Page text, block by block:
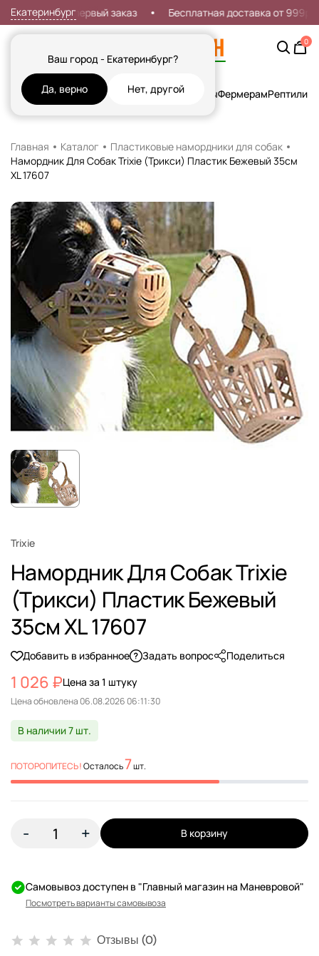
Екатеринбург
Ваш город - Екатеринбург?
Да, верно Нет, другой
Скидка 7% на первый заказ Бесплатная доставка от 999р
0
Кошки СобакиРыбы Грызуны и Хорьки ПтицыФермерамРептилии
Главная Каталог
Пластиковые намордники для собак
Намордник Для Собак Trixie (Трикси) Пластик Бежевый 35см
XL 17607
Trixie
Намордник Для Собак Trixie
(Трикси) Пластик Бежевый
35см XL 17607
Добавить в избранное Задать вопрос Поделиться
1 026 ₽Цена за 1 штуку
Цена обновлена
В наличии 7 шт.
ПОТОРОПИТЕСЬ!Осталось7шт.
- + В корзину
Самовывоз доступен в "Главный магазин на Маневровой"
Посмотреть варианты самовывоза
Отзывы (0)